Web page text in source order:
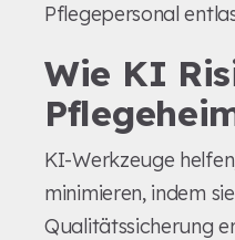
Pflegepersonal
Wie KI
KI-Werkzeuge
minimieren, indem
Qualitätssicherung